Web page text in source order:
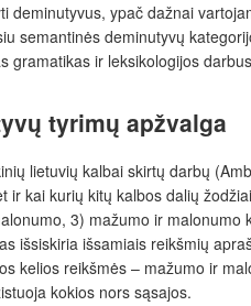
deminutyvus, ypač dažnai
semantinės deminutyvų
gramatikas ir leksikologijos
tyrimų apžvalga
lietuvių kalbai skirtų darbų
ir kai kurių kitų kalbos dalių
3) mažumo ir
išsiskiria išsamiais reikšmių
kelios reikšmės – mažumo ir
kokios nors sąsajos.